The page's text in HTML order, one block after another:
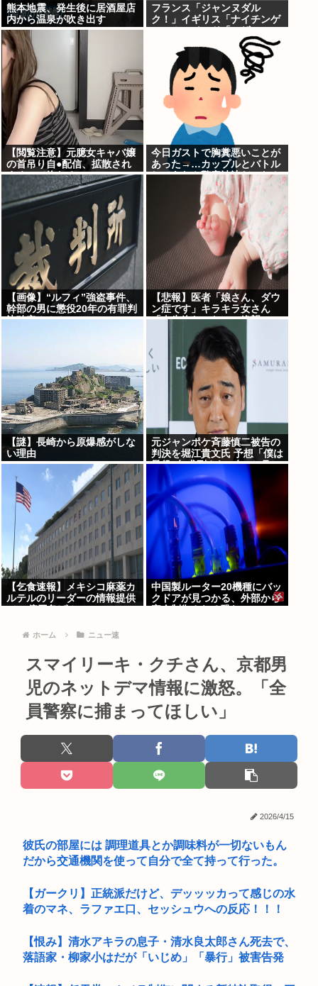
熊本地震、発生後に居酒屋店
内から温泉が吹き出す
フランス「ジャンヌダル
ク！」イギリス「ナイチンゲ
【閲覧注意】元臆女キャバ嬢
の首吊り自●配信、拡散され
まくって終わるwww
今日ガストで胸糞悪いことが
あった→…カップルとバトル
してあわや警察沙汰だったん
だがどっちが悪い？
【画像】“ルフィ”強盗事件、
幹部の男に懲役20年の有罪判
決確定！！！
【悲報】医者「娘さん、ダウ
ン症です」キラキラ女さん
「人生終わった」⇒絶望
へ！！！！
【謎】長崎から原爆感がしな
い理由
元ジャンポケ斉藤慎二被告の
判決を堀江貴文氏 予想「僕は
懲役4年求刑され 2年6か月の
実刑だったが…」
【乞食速報】メキシコ麻薬カ
ルテルのリーダーの情報提供
中国製ルーター20機種にバッ
クドアが見つかる、外部から
ホーム ニュー速
スマイリーキ・クチさん、京都男
児のネットデマ情報に激怒。「全
員警察に捕まってほしい」
2026/4/15
彼氏の部屋には 調理道具とか調味料が一切ないもん
だから交通機関を使って自分で全て持って行った。
【ガークリ】正統派だけど、デッッッカって感じの水
着のマネ、ラファエ口、セッシュウへの反応！！！
【恨み】清水アキラの息子・清水良太郎さん死去で、
落語家・柳家小はだが「いじめ」「暴行」被害告発